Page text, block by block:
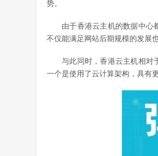
势。
由于香港云主机的数据中心
不仅能满足网站后期规模的发展
与此同时，香港云主机相对
一个是使用了云计算架构，具有